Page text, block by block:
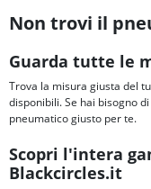
Non trovi il
Guarda tutte le
Trova la misura giusta del
disponibili. Se hai bisogno
pneumatico giusto per te.
Scopri l'intera
Blackcircles.it